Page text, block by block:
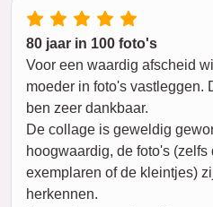
80 jaar in 100 foto's
Voor een waardig afscheid
moeder in foto's vastleggen.
ben zeer dankbaar.
De collage is geweldig
hoogwaardig, de foto's
exemplaren of de kleintjes)
herkennen.